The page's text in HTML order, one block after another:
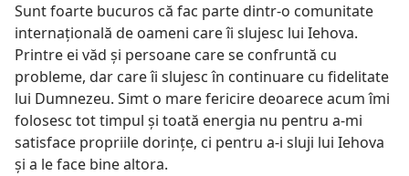
Sunt foarte bucuros că fac parte dintr-o comunitate
internaţională de oameni care îi slujesc lui Iehova.
Printre ei văd şi persoane care se confruntă cu
probleme, dar care îi slujesc în continuare cu fidelitate
lui Dumnezeu. Simt o mare fericire deoarece acum îmi
folosesc tot timpul şi toată energia nu pentru a-mi
satisface propriile dorinţe, ci pentru a-i sluji lui Iehova
şi a le face bine altora.